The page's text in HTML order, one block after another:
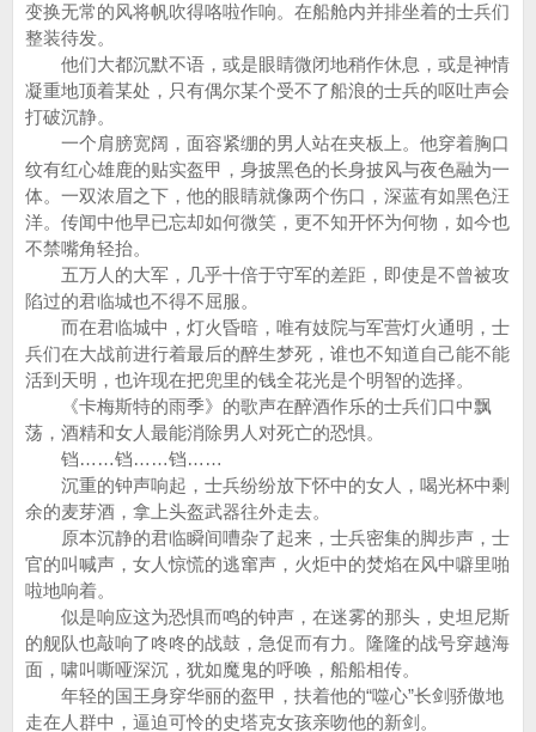
变换无常的风将帆吹得咯啦作响。在船舱内并排坐着的士兵们
整装待发。
他们大都沉默不语，或是眼睛微闭地稍作休息，或是神情
凝重地顶着某处，只有偶尔某个受不了船浪的士兵的呕吐声会
打破沉静。
一个肩膀宽阔，面容紧绷的男人站在夹板上。他穿着胸口
纹有红心雄鹿的贴实盔甲，身披黑色的长身披风与夜色融为一
体。一双浓眉之下，他的眼睛就像两个伤口，深蓝有如黑色汪
洋。传闻中他早已忘却如何微笑，更不知开怀为何物，如今也
不禁嘴角轻抬。
五万人的大军，几乎十倍于守军的差距，即使是不曾被攻
陷过的君临城也不得不屈服。
而在君临城中，灯火昏暗，唯有妓院与军营灯火通明，士
兵们在大战前进行着最后的醉生梦死，谁也不知道自己能不能
活到天明，也许现在把兜里的钱全花光是个明智的选择。
《卡梅斯特的雨季》的歌声在醉酒作乐的士兵们口中飘
荡，酒精和女人最能消除男人对死亡的恐惧。
铛……铛……铛……
沉重的钟声响起，士兵纷纷放下怀中的女人，喝光杯中剩
余的麦芽酒，拿上头盔武器往外走去。
原本沉静的君临瞬间嘈杂了起来，士兵密集的脚步声，士
官的叫喊声，女人惊慌的逃窜声，火炬中的焚焰在风中噼里啪
啦地响着。
似是响应这为恐惧而鸣的钟声，在迷雾的那头，史坦尼斯
的舰队也敲响了咚咚的战鼓，急促而有力。隆隆的战号穿越海
面，啸叫嘶哑深沉，犹如魔鬼的呼唤，船船相传。
年轻的国王身穿华丽的盔甲，扶着他的“噬心”长剑骄傲地
走在人群中，逼迫可怜的史塔克女孩亲吻他的新剑。